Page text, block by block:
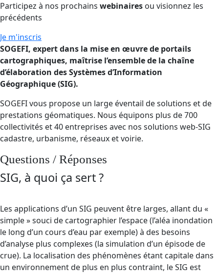
Participez à nos prochains webinaires ou visionnez les
précédents
Je m'inscris
SOGEFI, expert dans la mise en œuvre de portails
cartographiques, maîtrise l’ensemble de la chaîne
d’élaboration des Systèmes d’Information
Géographique (SIG).
SOGEFI vous propose un large éventail de solutions et de
prestations géomatiques. Nous équipons plus de 700
collectivités et 40 entreprises avec nos solutions web-SIG
cadastre, urbanisme, réseaux et voirie.
Questions / Réponses
SIG, à quoi ça sert ?
Les applications d’un SIG peuvent être larges, allant du «
simple » souci de cartographier l’espace (l’aléa inondation
le long d’un cours d’eau par exemple) à des besoins
d’analyse plus complexes (la simulation d’un épisode de
crue). La localisation des phénomènes étant capitale dans
un environnement de plus en plus contraint, le SIG est